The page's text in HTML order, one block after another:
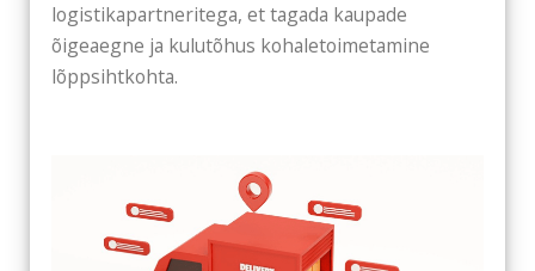
logistikapartneritega, et tagada kaupade
õigeaegne ja kulutõhus kohaletoimetamine
lõppsihtkohta.